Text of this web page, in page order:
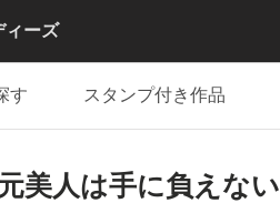
ィーズ
す スタンプ付き作品
美人は手に負えない